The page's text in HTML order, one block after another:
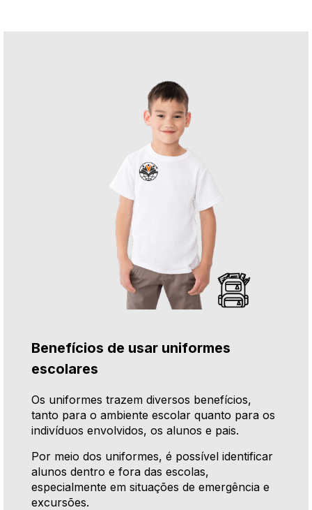
Benefícios de usar uniformes
escolares
Os uniformes trazem diversos benefícios,
tanto para o ambiente escolar quanto para os
indivíduos envolvidos, os alunos e pais.
Por meio dos uniformes, é possível identificar
alunos dentro e fora das escolas,
especialmente em situações de emergência e
excursões.